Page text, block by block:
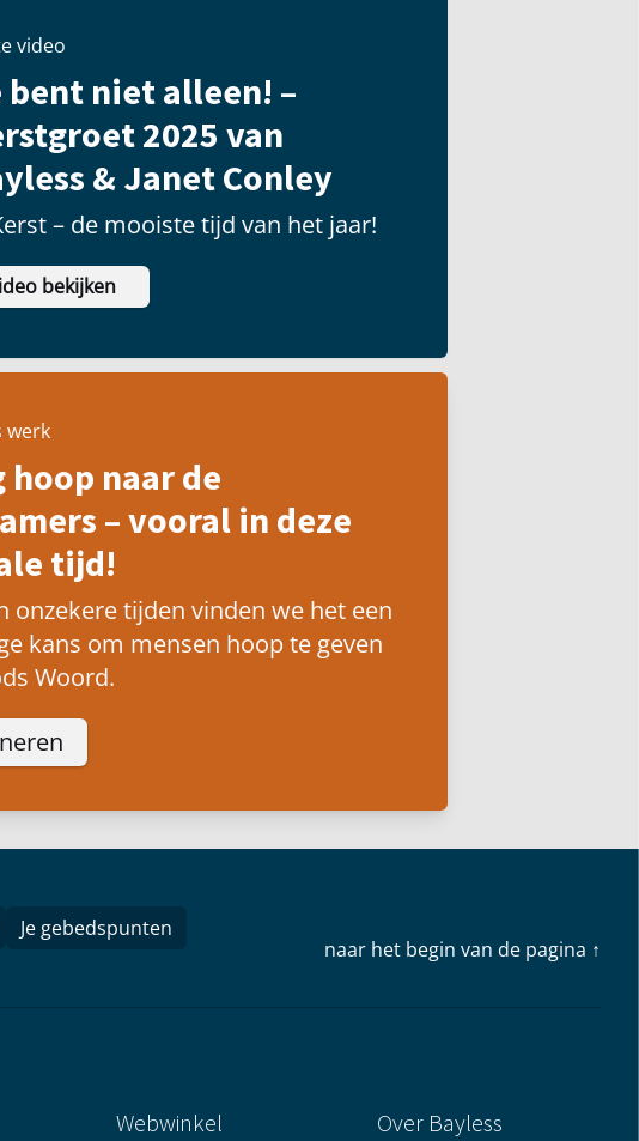
video
bent niet alleen! –
2025 van
& Janet Conley
– de mooiste tijd van het jaar!
bekijken
werk
hoop naar de
– vooral in deze
tijd!
onzekere tijden vinden we het een
kans om mensen hoop te geven
Woord.
Je gebedspunten
naar het begin van de pagina ↑
Webwinkel Over Bayless